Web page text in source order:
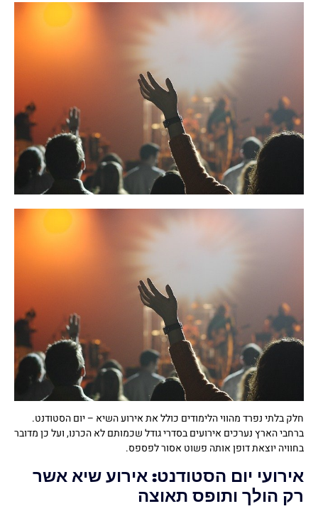
חלק בלתי נפרד מהווי הלימודים כולל את אירוע השיא – יום הסטודנט.
ברחבי הארץ נערכים אירועים בסדרי גודל שכמותם לא הכרנו, ועל כן מדובר
בחוויה יוצאת דופן אותה פשוט אסור לפספס.
אירועי יום הסטודנט: אירוע שיא אשר
רק הולך ותופס תאוצה